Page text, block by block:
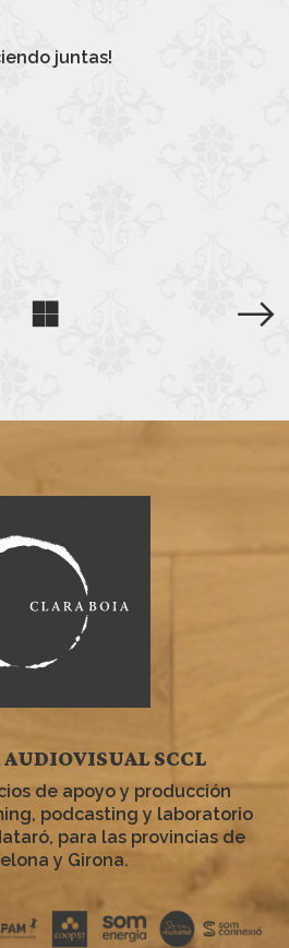
juntas!
AUDIOVISUAL SCCL
de apoyo y producción
podcasting y laboratorio
para las provincias de
y Girona.